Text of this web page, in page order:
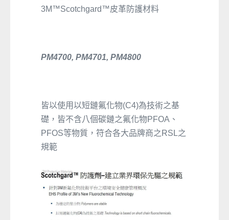
3M™Scotchgard™皮革防護材料
PM4700, PM4701, PM4800
皆以使用以短鏈氟化物(C4)為技術之基
礎，皆不含八個碳鏈之氟化物PFOA、
PFOS等物質，符合各大品牌商之RSL之
規範